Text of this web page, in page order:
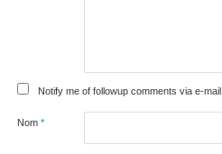
Notify me of followup comments via e-mail
Nom *